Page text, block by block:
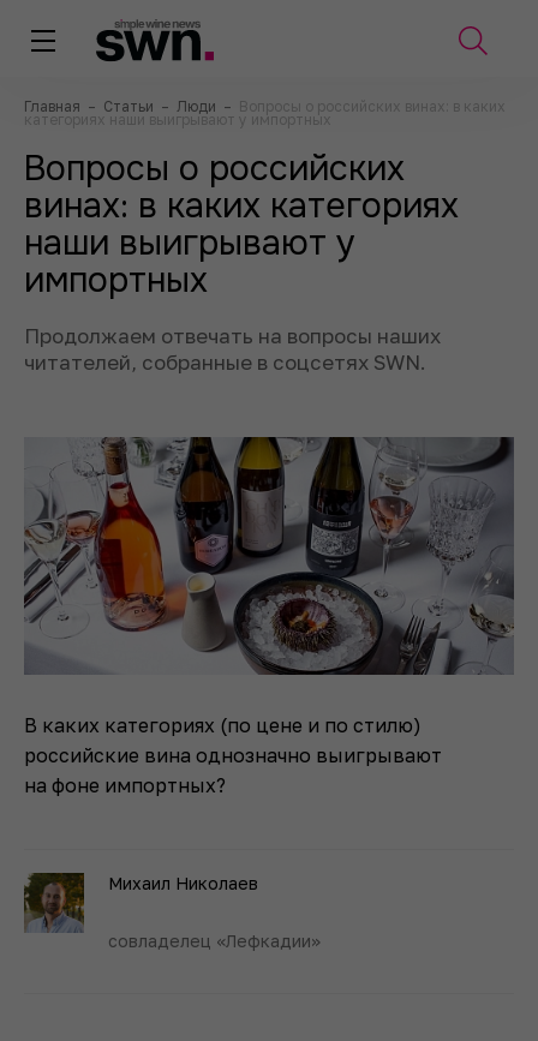
Главная – Статьи – Люди – Вопросы о российских винах: в каких
категориях наши выигрывают у импортных
Вопросы о российских
винах: в каких категориях
наши выигрывают у
импортных
Продолжаем отвечать на вопросы наших
читателей, собранные в соцсетях SWN.
В каких категориях (по цене и по стилю)
российские вина однозначно выигрывают
на фоне импортных?
Михаил Николаев
совладелец «Лефкадии»